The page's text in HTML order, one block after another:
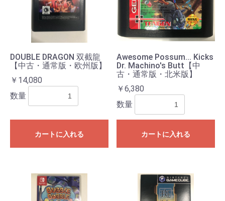
DOUBLE DRAGON 双截龍
【中古・通常版・欧州版】
￥14,080
数量
カートに入れる
Awesome Possum... Kicks
Dr. Machino's Butt【中
古・通常版・北米版】
￥6,380
数量
カートに入れる